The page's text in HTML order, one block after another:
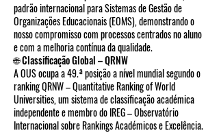
padrão internacional para Sistemas de Gestão de
Organizações Educacionais (EOMS), demonstrando o
nosso compromisso com processos centrados no aluno
e com a melhoria contínua da qualidade.
🌐 Classificação Global – QRNW
A OUS ocupa a 49.ª posição a nível mundial segundo o
ranking QRNW – Quantitative Ranking of World
Universities, um sistema de classificação académica
independente e membro do IREG – Observatório
Internacional sobre Rankings Académicos e Excelência.